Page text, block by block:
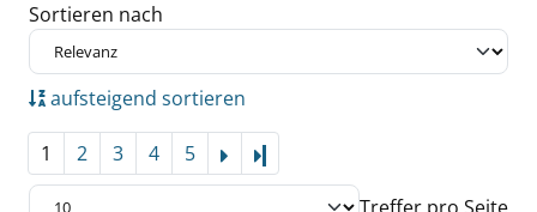
Zu den Suchfiltern springen
Sortieren nach
aufsteigend sortieren
1 2 3 4 5